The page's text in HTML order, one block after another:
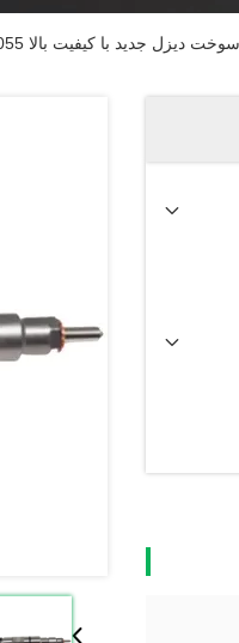
دیزل جدید با کیفیت بالا 0445120055